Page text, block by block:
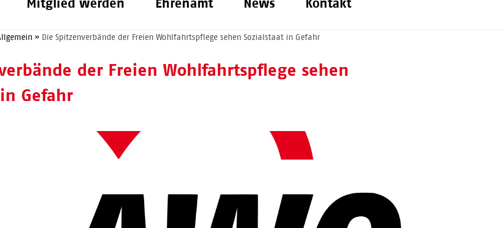
Mitglied werden Ehrenamt News Kontakt
» Die Spitzenverbände der Freien Wohlfahrtspflege sehen Sozialstaat in Gefahr
der Freien Wohlfahrtspflege sehen
Gefahr